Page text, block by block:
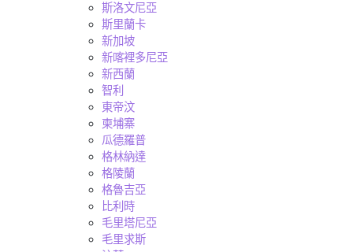
斯洛文尼亞
斯里蘭卡
新加坡
新喀裡多尼亞
新西蘭
智利
東帝汶
柬埔寨
瓜德羅普
格林納達
格陵蘭
格魯吉亞
比利時
毛里塔尼亞
毛里求斯